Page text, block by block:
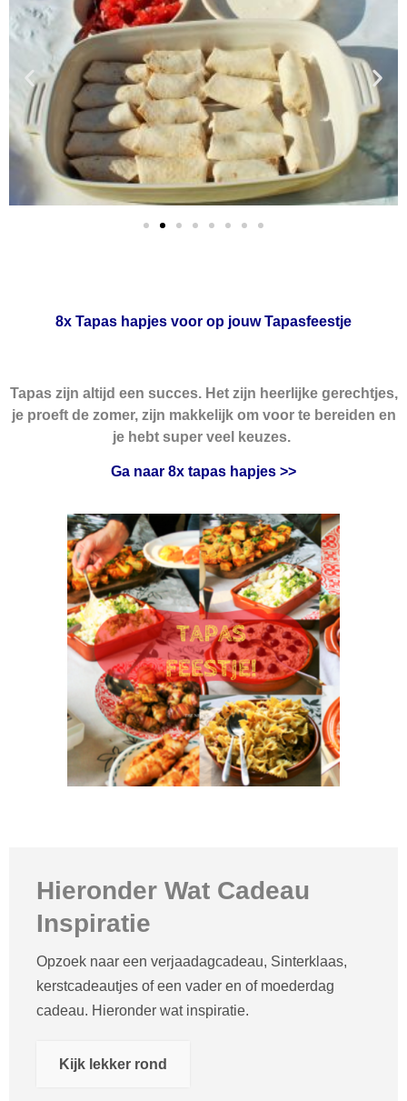
8x Tapas hapjes voor op jouw Tapasfeestje
Tapas zijn altijd een succes. Het zijn heerlijke gerechtjes,
je proeft de zomer, zijn makkelijk om voor te bereiden en
je hebt super veel keuzes.
Ga naar 8x tapas hapjes >>
Hieronder Wat Cadeau
Inspiratie
Opzoek naar een verjaadagcadeau, Sinterklaas,
kerstcadeautjes of een vader en of moederdag
cadeau. Hieronder wat inspiratie.
Kijk lekker rond